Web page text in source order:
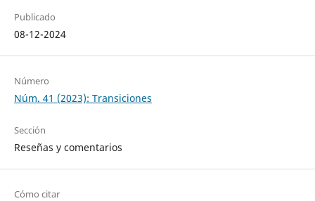
Publicado
08-12-2024
Número
Núm. 41 (2023): Transiciones
Sección
Reseñas y comentarios
Cómo citar